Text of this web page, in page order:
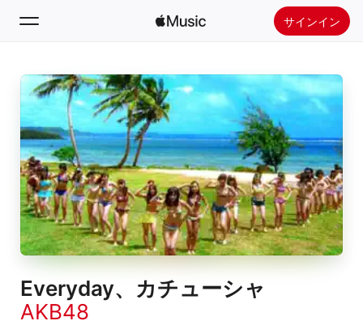
サインイン
検索
ホーム
新着おすすめ
ラジオ
Apple Musicをインストール
Everyday、カチューシャ
AKB48